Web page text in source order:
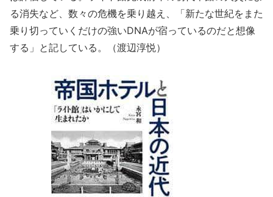
る消失など、数々の危機を乗り越え、「新たな世紀をまた
乗り切っていくだけの強いDNAが宿っているのだと想像
する」と記している。（渡辺淳悦）